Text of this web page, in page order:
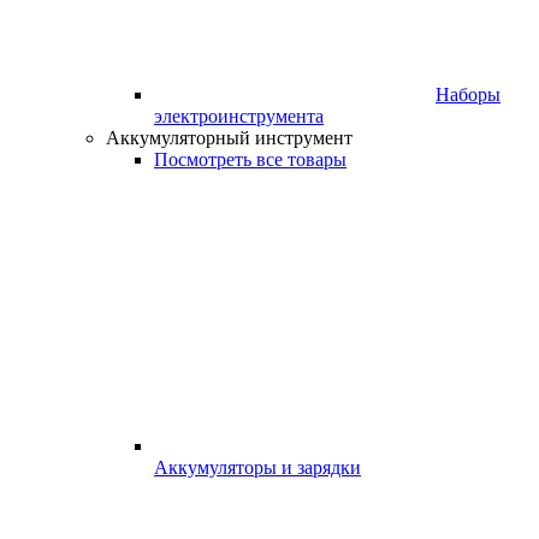
Наборы
электроинструмента
Аккумуляторный инструмент
Посмотреть все товары
Аккумуляторы и зарядки